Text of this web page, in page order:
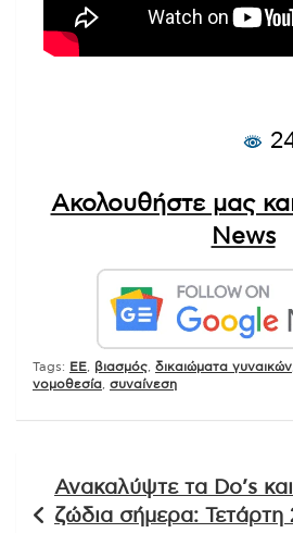
Ακολουθήστε μας
News
Tags: EE βιασμός δικαιώματα γυναικών
νομοθεσία συναίνεση
άρθρων
Ανακαλύψτε τα Do’s
ζώδια σήμερα: Τετάρτη